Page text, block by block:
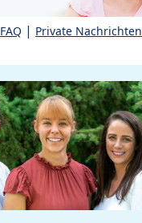
FAQ | Private Nachrichten